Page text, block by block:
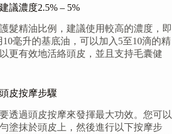
議濃度2.5% – 5%
髮精油比例，建議使用較高的濃度，即
10毫升的基底油，可以加入5至10滴的精
更有效地活絡頭皮，並且支持毛囊健
皮按摩步驟
透過頭皮按摩來發揮最大功效。您可以
塗抹於頭皮上，然後進行以下按摩步